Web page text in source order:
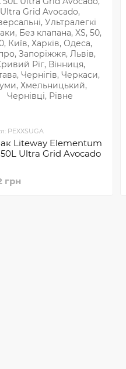
PEXXSUGA
Liteway Elementum
Ultra Grid Avocado
грн